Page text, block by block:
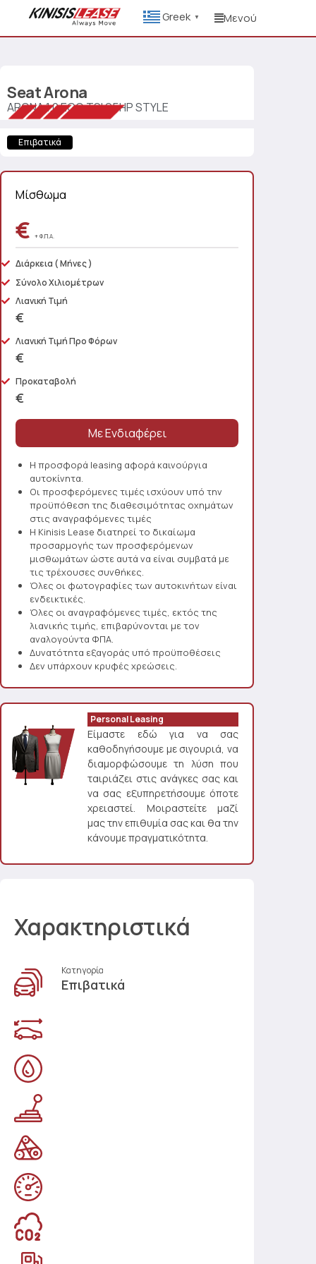
Greek ▼ Μενού
SeatArona
ARONA 1.0 ECO TSI 95HP STYLE
Επιβατικά
Μίσθωμα
€ + Φ.Π.Α.
Διάρκεια ( Μήνες )
Σύνολο Χιλιομέτρων
Λιανική Τιμή
€
Λιανική Τιμή Προ Φόρων
€
Προκαταβολή
€
Η προσφορά leasing αφορά καινούργια
αυτοκίνητα.
Οι προσφερόμενες τιμές ισχύουν υπό την
προϋπόθεση της διαθεσιμότητας οχημάτων
στις αναγραφόμενες τιμές
Η Kinisis Lease διατηρεί το δικαίωμα
προσαρμογής των προσφερόμενων
μισθωμάτων ώστε αυτά να είναι συμβατά με
τις τρέχουσες συνθήκες.
Όλες οι φωτογραφίες των αυτοκινήτων είναι
ενδεικτικές.
Όλες οι αναγραφόμενες τιμές, εκτός της
λιανικής τιμής, επιβαρύνονται με τον
αναλογούντα ΦΠΑ.
Δυνατότητα εξαγοράς υπό προϋποθέσεις
Δεν υπάρχουν κρυφές χρεώσεις.
Personal Leasing
Είμαστε εδώ για να σας
καθοδηγήσουμε με σιγουριά, να
διαμορφώσουμε τη λύση που
ταιριάζει στις ανάγκες σας και
να σας εξυπηρετήσουμε όποτε
χρειαστεί. Μοιραστείτε μαζί
μας την επιθυμία σας και θα την
κάνουμε πραγματικότητα.
Χαρακτηριστικά
Κατηγορία
Επιβατικά